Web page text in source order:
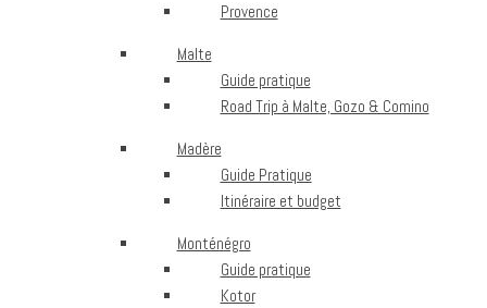
Provence
Malte
Guide pratique
Road Trip à Malte, Gozo & Comino
Madère
Guide Pratique
Itinéraire et budget
Monténégro
Guide pratique
Kotor